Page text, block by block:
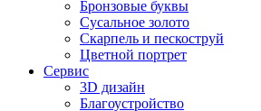
Бронзовые буквы
Сусальное золото
Скарпель и пескоструй
Цветной портрет
Сервис
3D дизайн
Благоустройство